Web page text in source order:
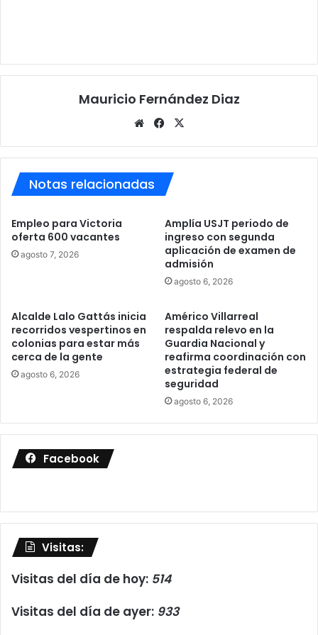
Mauricio Fernández Diaz
Sitio
Facebook
Notas relacionadas
Empleo para Victoria
oferta 600 vacantes
agosto 7, 2026
Amplía USJT periodo de
ingreso con segunda
aplicación de examen de
admisión
agosto 6, 2026
Alcalde Lalo Gattás inicia
recorridos vespertinos en
colonias para estar más
cerca de la gente
agosto 6, 2026
Américo Villarreal
respalda relevo en la
Guardia Nacional y
reafirma coordinación con
estrategia federal de
seguridad
agosto 6, 2026
Facebook
Visitas:
Visitas del día de hoy: 514
Visitas del día de ayer: 933